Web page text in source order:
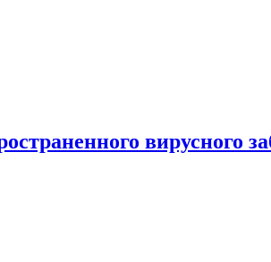
вирусного